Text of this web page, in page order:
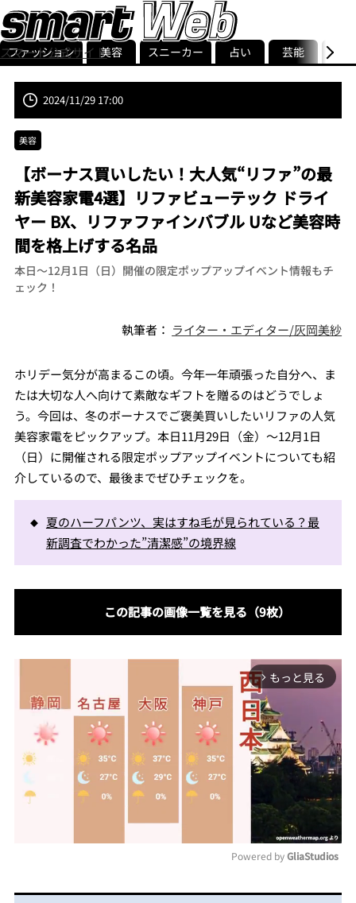
スマート公式サイト
smart最新号
記事一覧ランキング
ストリ
ファッション 美容 スニーカー 占い 芸能 グル
2024/11/29 17:00
美容
【ボーナス買いしたい！大人気“リファ”の最
新美容家電4選】リファビューテック ドライ
ヤー BX、リファファインバブル Uなど美容時
間を格上げする名品
本日〜12月1日（日）開催の限定ポップアップイベント情報もチ
ェック！
執筆者： ライター・エディター/灰岡美紗
ホリデー気分が高まるこの頃。今年一年頑張った自分へ、ま
たは大切な人へ向けて素敵なギフトを贈るのはどうでしょ
う。今回は、冬のボーナスでご褒美買いしたいリファの人気
美容家電をピックアップ。本日11月29日（金）〜12月1日
（日）に開催される限定ポップアップイベントについても紹
介しているので、最後までぜひチェックを。
夏のハーフパンツ、実はすね毛が見られている？最
新調査でわかった”清潔感”の境界線
この記事の画像一覧を見る（9枚）
arrow_forward_ios もっと見る
Powered by GliaStudios